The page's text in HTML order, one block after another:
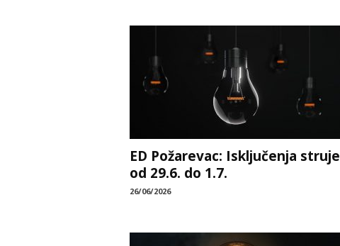
ED Požarevac: Isključenja struje
od 29.6. do 1.7.
26/06/2026